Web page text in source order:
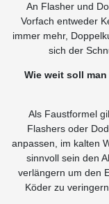
An Flasher und
Vorfach entweder
immer mehr,
sich der
Wie weit soll
Als Faustformel
Flashers oder
anpassen, im kalten
sinnvoll sein den
verlängern um den
Köder zu